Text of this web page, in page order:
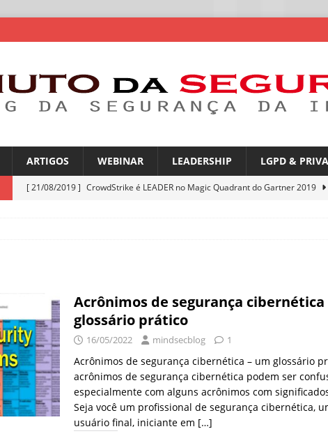
ARTIGOS WEBINAR LEADERSHIP LGPD &
[ 21/08/2019 ] CrowdStrike é LEADER no Magic Quadrant do Gartner 2019
NOTÍCIAS
[ 06/08/2026 ]
Falsas promessas de emprego na Meta, Disney, Coca-Cola e
NOTÍCIAS
[ 06/08/2026 ] Sem guardrails, a autonomia da IA se torna um risco
[ 06/08/2026 ]
IA eleva taxa de sucesso de phishing para 54% NOTÍCIAS
Acrônimos de segurança cibernética
glossário prático
16/05/2022 mindsecblog 1
Acrônimos de segurança cibernética – um glossário
acrônimos de segurança cibernética podem ser
especialmente com alguns acrônimos com
Seja você um profissional de segurança cibernética,
usuário final, iniciante em […]